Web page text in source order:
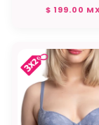
Precio
$ 199.00